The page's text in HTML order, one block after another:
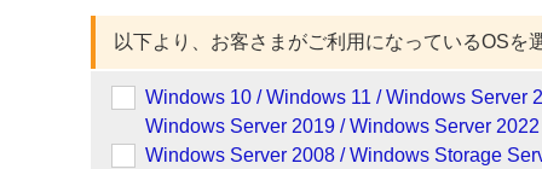
以下より、お客さまがご利用になっているOSを
Windows 10 / Windows 11 / Windows Server
Windows Server 2019 / Windows Server
Windows Server 2008 / Windows Storage